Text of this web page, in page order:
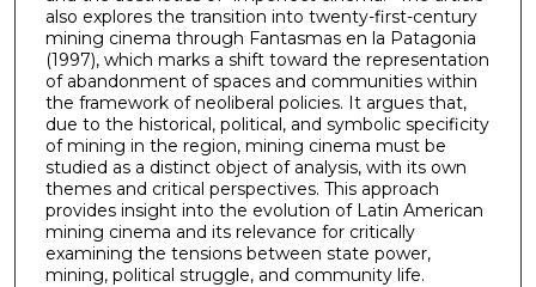
also explores the transition into twenty-first-century
mining cinema through Fantasmas en la Patagonia
(1997), which marks a shift toward the representation
of abandonment of spaces and communities within
the framework of neoliberal policies. It argues that,
due to the historical, political, and symbolic specificity
of mining in the region, mining cinema must be
studied as a distinct object of analysis, with its own
themes and critical perspectives. This approach
provides insight into the evolution of Latin American
mining cinema and its relevance for critically
examining the tensions between state power,
mining, political struggle, and community life.